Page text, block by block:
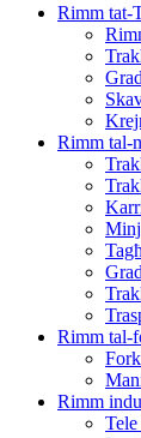
Rimm tat-
Rimm tal-
Rimm tal-
Rimm